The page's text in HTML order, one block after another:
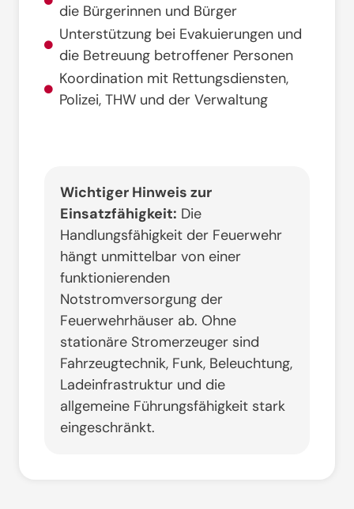
die Bürgerinnen und Bürger
Unterstützung bei Evakuierungen und
die Betreuung betroffener Personen
Koordination mit Rettungsdiensten,
Polizei, THW und der Verwaltung
Wichtiger Hinweis zur
Einsatzfähigkeit: Die
Handlungsfähigkeit der Feuerwehr
hängt unmittelbar von einer
funktionierenden
Notstromversorgung der
Feuerwehrhäuser ab. Ohne
stationäre Stromerzeuger sind
Fahrzeugtechnik, Funk, Beleuchtung,
Ladeinfrastruktur und die
allgemeine Führungsfähigkeit stark
eingeschränkt.